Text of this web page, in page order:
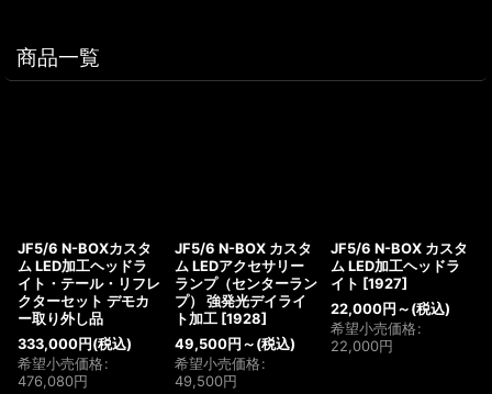
商品一覧
JF5/6 N-BOXカスタ
ム LED加工ヘッドラ
イト・テール・リフレ
クターセット デモカ
ー取り外し品
333,000円 (税込)
希望小売価格:
476,080円
JF5/6 N-BOX カスタ
ム LEDアクセサリー
ランプ（センターラン
プ） 強発光デイライ
ト加工 [1928]
49,500円 ～ (税込)
希望小売価格:
49,500円
JF5/6 N-BOX カスタ
ム LED加工ヘッドラ
イト [1927]
22,000円 ～ (税込)
希望小売価格:
22,000円